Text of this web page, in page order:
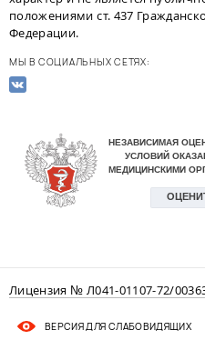
положениями ст. 437
Федерации.
МЫ В СОЦИАЛЬНЫХ СЕТЯХ:
Лицензия № Л041-01107-72/
ВЕРСИЯ ДЛЯ СЛАБОВИДЯЩИХ